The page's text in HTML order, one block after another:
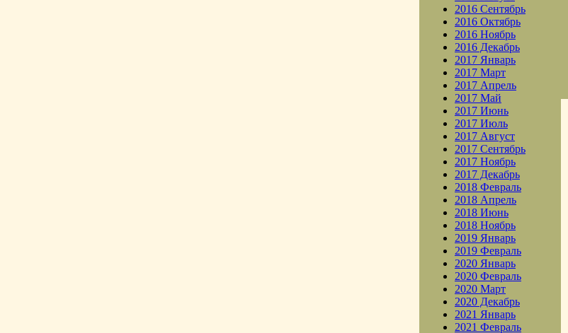
2016 Сентябрь
2016 Октябрь
2016 Ноябрь
2016 Декабрь
2017 Январь
2017 Март
2017 Апрель
2017 Май
2017 Июнь
2017 Июль
2017 Август
2017 Сентябрь
2017 Ноябрь
2017 Декабрь
2018 Февраль
2018 Апрель
2018 Июнь
2018 Ноябрь
2019 Январь
2019 Февраль
2020 Январь
2020 Февраль
2020 Март
2020 Декабрь
2021 Январь
2021 Февраль